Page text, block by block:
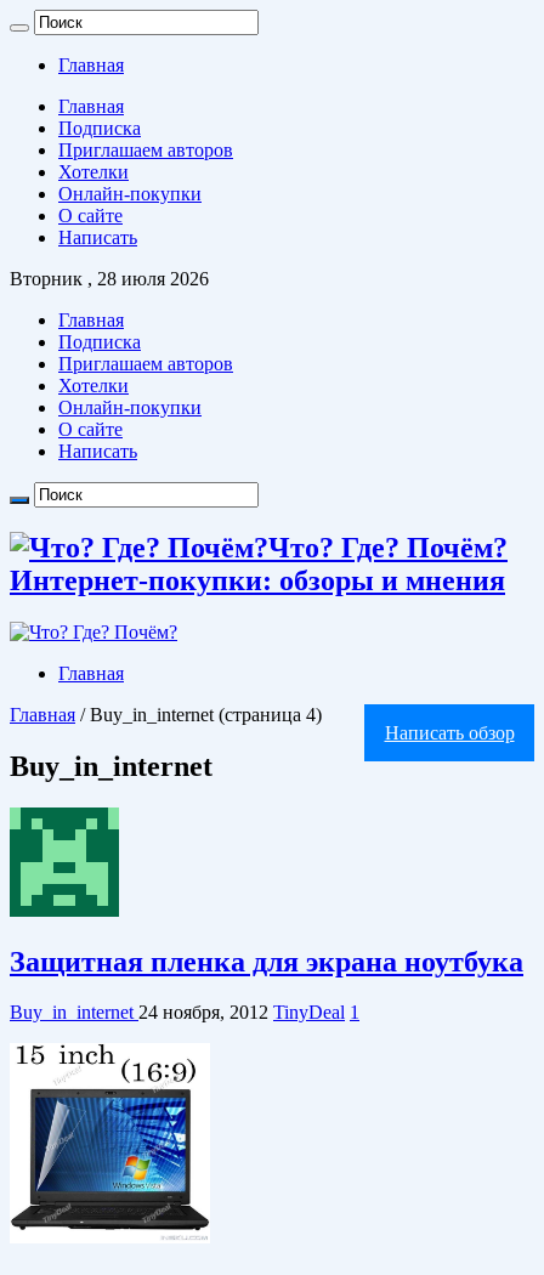
Главная
Главная
Подписка
Приглашаем авторов
Хотелки
Онлайн-покупки
О сайте
Написать
Вторник , 28 июля 2026
Главная
Подписка
Приглашаем авторов
Хотелки
Онлайн-покупки
О сайте
Написать
Что? Где? Почём?
Интернет-покупки: обзоры и мнения
Главная
Написать обзор
Главная / Buy_in_internet (страница 4)
Buy_in_internet
Защитная пленка для экрана ноутбука
Buy_in_internet24 ноября, 2012 TinyDeal 1